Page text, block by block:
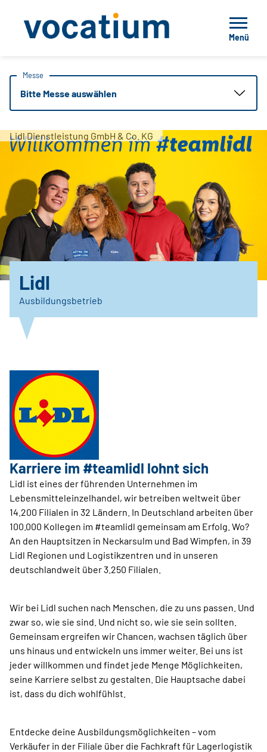
Menü
Messe
Bitte Messe auswählen
Lidl Dienstleistung GmbH & Co. KG
Lidl
Ausbildungsbetrieb
Karriere im #teamlidl lohnt sich
Lidl ist eines der führenden Unternehmen im
Lebensmitteleinzelhandel, wir betreiben weltweit über
14.200 Filialen in 32 Ländern. In Deutschland arbeiten über
100.000 Kollegen im #teamlidl gemeinsam am Erfolg. Wo?
An den Hauptsitzen in Neckarsulm und Bad Wimpfen, in 39
Lidl Regionen und Logistikzentren und in unseren
deutschlandweit über 3.250 Filialen.
Wir bei Lidl suchen nach Menschen, die zu uns passen. Und
zwar so, wie sie sind. Und nicht so, wie sie sein sollten.
Gemeinsam ergreifen wir Chancen, wachsen täglich über
uns hinaus und entwickeln uns immer weiter. Bei uns ist
jeder willkommen und findet jede Menge Möglichkeiten,
seine Karriere selbst zu gestalten. Die Hauptsache dabei
ist, dass du dich wohlfühlst.
Entdecke deine Ausbildungsmöglichkeiten – vom
Verkäufer in der Filiale über die Fachkraft für Lagerlogistik